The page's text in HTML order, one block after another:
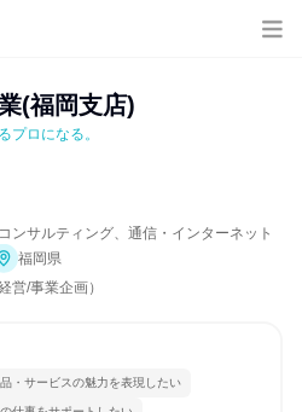
(福岡支店)
プロになる。
ンサルティング、通信・インターネット
福岡県
営/事業企画）
・サービスの魅力を表現したい